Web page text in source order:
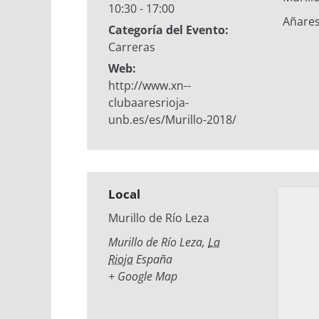
10:30 - 17:00
Categoría del Evento:
Carreras
Web:
http://www.xn--
clubaaresrioja-
unb.es/es/Murillo-2018/
Local
Murillo de Río Leza
Murillo de Río Leza, La
RiojaEspaña
+ Google Map